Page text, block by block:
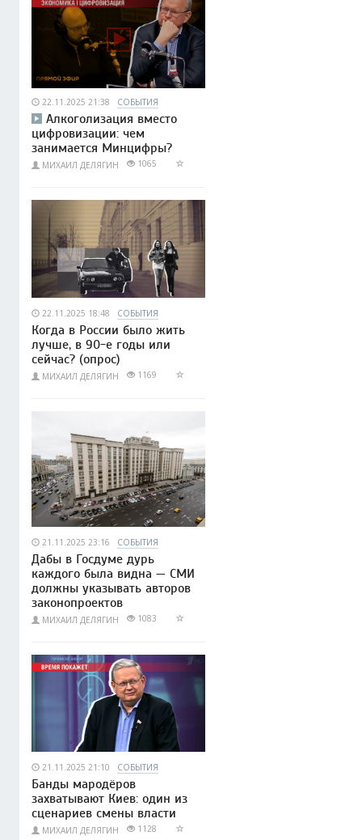
22.11.2025 21:38 СОБЫТИЯ
Алкоголизация вместо
цифровизации: чем
занимается Минцифры?
МИХАИЛ ДЕЛЯГИН 1065
22.11.2025 18:48 СОБЫТИЯ
Когда в России было жить
лучше, в 90-е годы или
сейчас? (опрос)
МИХАИЛ ДЕЛЯГИН 1169
21.11.2025 23:16 СОБЫТИЯ
Дабы в Госдуме дурь
каждого была видна — СМИ
должны указывать авторов
законопроектов
МИХАИЛ ДЕЛЯГИН 1083
21.11.2025 21:10 СОБЫТИЯ
Банды мародёров
захватывают Киев: один из
сценариев смены власти
МИХАИЛ ДЕЛЯГИН 1128